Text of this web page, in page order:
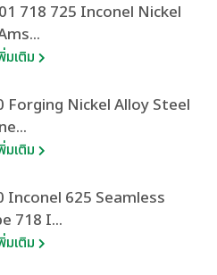
718 725 Inconel Nickel
มเติม
Forging Nickel Alloy Steel
มเติม
Inconel 625 Seamless
718 I...
มเติม